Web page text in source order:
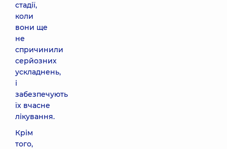
стадії,
коли
вони ще
не
спричинили
серйозних
ускладнень,
і
забезпечують
їх вчасне
лікування.
Крім
того,